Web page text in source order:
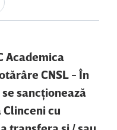
Academica
CNSL - În
sancţionează
Clinceni cu